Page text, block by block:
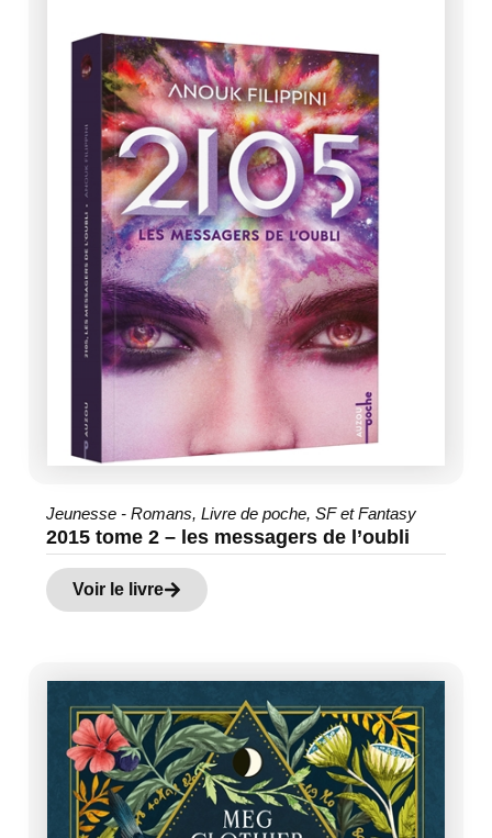
Jeunesse - Romans, Livre de poche, SF et Fantasy
2015 tome 2 – les messagers de l’oubli
Voir le livre